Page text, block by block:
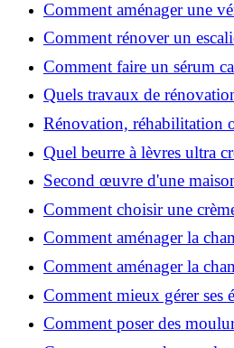
Comment aménager une
conviviale : 12 idées déco
Comment rénover un
astuces faciles pas à pas
Comment faire un sérum
stimule réellement la
Quels travaux de
valeur d'une maison pour la
Rénovation, réhabilitation
convient le mieux à mon
Quel beurre à lèvres ultra
lèvres sèches et gercées?
Second œuvre d'une
le réaliser
Comment choisir une
hyaluronique et niacinamide
Comment aménager la
conseils sécurité, déco et
Comment aménager la
conseils sécurité, déco et
Comment mieux gérer ses
pratiques
Comment poser des
vidéo pas à pas ?